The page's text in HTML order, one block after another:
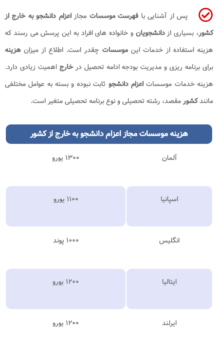
پس از آشنایی بافهرست موسسات مجازاعزام دانشجو به خارج از
کشور، بسیاری ازدانشجویانو خانواده های افراد به این پرسش می رسند که
هزینه استفاده از خدمات اینموسسات چقدر است. اطلاع از میزان هزینه
برای برنامه ریزی و مدیریت بودجه ادامه تحصیل درخارج اهمیت زیادی دارد.
هزینه خدمات موسساتاعزام دانشجو ثابت نبوده و بسته به عوامل مختلفی
مانندکشورمقصد، رشته تحصیلی و نوع برنامه تحصیلی متغیر است.
هزینه موسسات مجاز اعزام دانشجو به خارج از کشور
آلمان ۱۳۰۰ یورو
اسپانیا ۱۱۰۰ یورو
انگلیس ۱۰۰۰ پوند
ایتالیا ۱۲۰۰ یورو
ایرلند ۱۲۰۰ یورو